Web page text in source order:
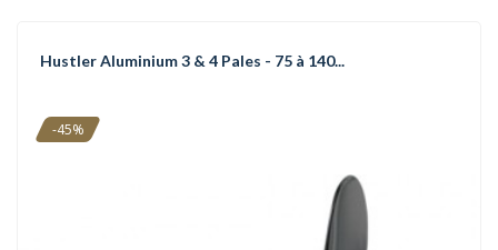
Hustler Aluminium 3 & 4 Pales - 75 à 140...
-45%